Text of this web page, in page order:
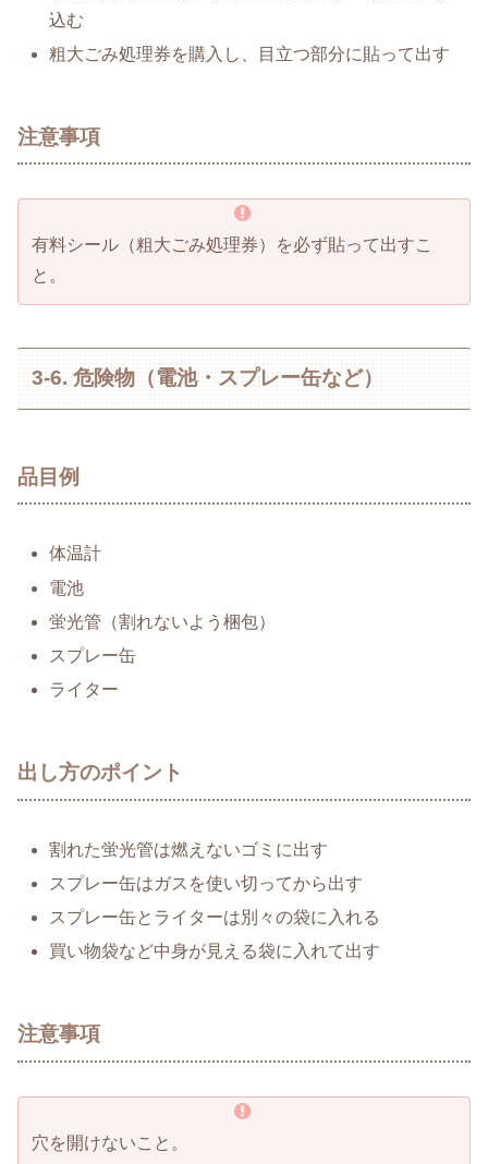
込む
粗大ごみ処理券を購入し、目立つ部分に貼って出す
注意事項
有料シール（粗大ごみ処理券）を必ず貼って出すこ
と。
3-6. 危険物（電池・スプレー缶など）
品目例
体温計
電池
蛍光管（割れないよう梱包）
スプレー缶
ライター
出し方のポイント
割れた蛍光管は燃えないゴミに出す
スプレー缶はガスを使い切ってから出す
スプレー缶とライターは別々の袋に入れる
買い物袋など中身が見える袋に入れて出す
注意事項
穴を開けないこと。